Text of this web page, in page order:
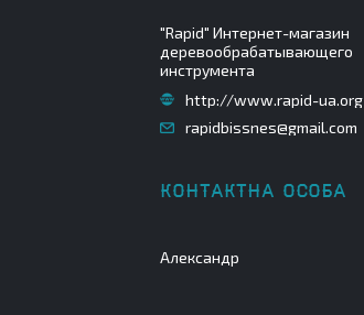
"Rapid" Интернет-магазин
деревообрабатывающего
инструмента
http://www.rapid-ua.org
rapidbissnes@gmail.com
Александр